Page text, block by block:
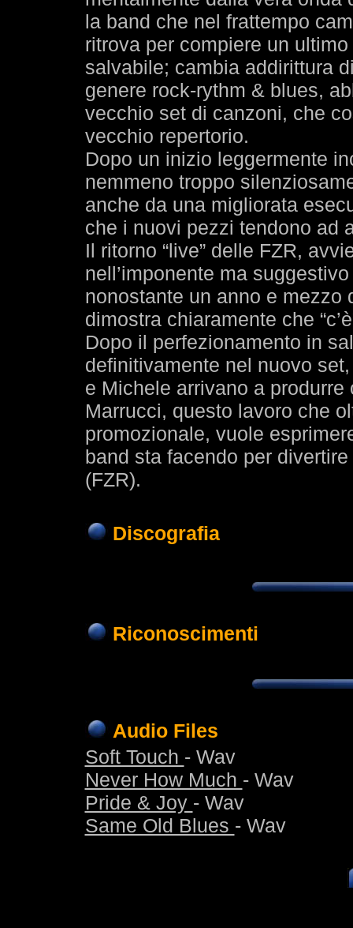
la band che nel frattempo
ritrova per compiere un
salvabile; cambia addirittura
genere rock-rythm & blues,
vecchio set di canzoni, che
vecchio repertorio.
Dopo un inizio leggermente
nemmeno troppo
anche da una migliorata
che i nuovi pezzi tendono ad
Il ritorno “live” delle FZR,
nell’imponente ma
nonostante un anno e
dimostra chiaramente che
Dopo il perfezionamento in
definitivamente nel nuovo
e Michele arrivano a produrre
Marrucci, questo lavoro che
promozionale, vuole
band sta facendo per
(FZR).
Discografia
Riconoscimenti
Audio Files
Soft Touch - Wav
Never How Much - Wav
Pride & Joy - Wav
Same Old Blues - Wav